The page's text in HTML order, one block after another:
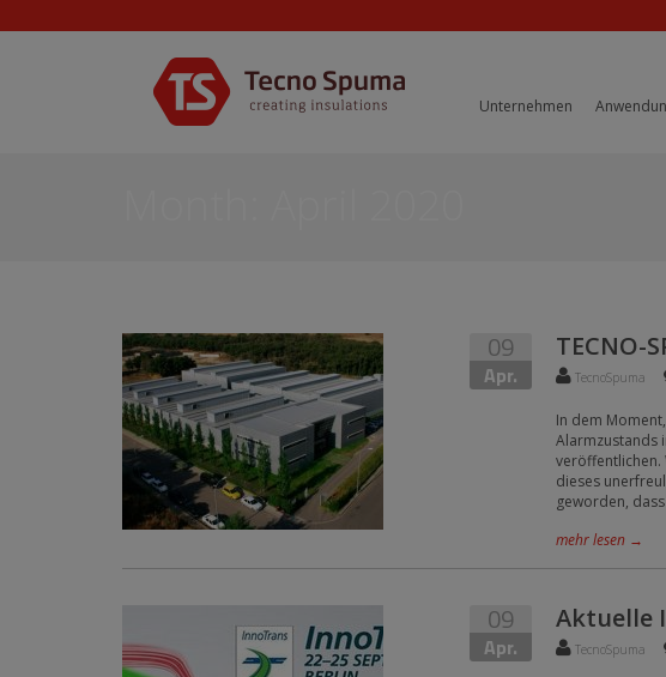
Unternehmen
09
Apr.
TECNO-
TecnoSpuma
In dem
Alarmzustands
veröffentlichen.
dieses
geworden,
mehr lesen →
09
Apr.
Aktuelle
TecnoSpuma